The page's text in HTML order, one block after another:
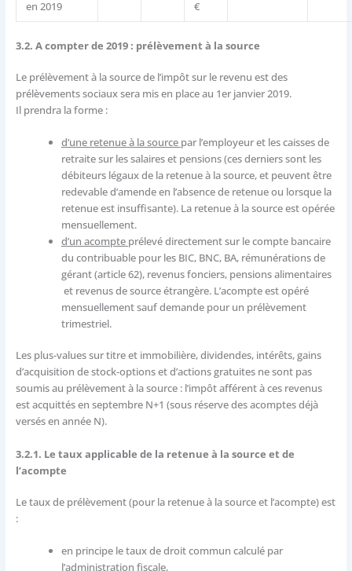
en 2019
€
3.2. A compter de 2019 : prélèvement à la source
Le prélèvement à la source de l’impôt sur le revenu est des
prélèvements sociaux sera mis en place au 1er janvier 2019.
Il prendra la forme :
d’une retenue à la source par l’employeur et les caisses de
retraite sur les salaires et pensions (ces derniers sont les
débiteurs légaux de la retenue à la source, et peuvent être
redevable d’amende en l’absence de retenue ou lorsque la
retenue est insuffisante). La retenue à la source est opérée
mensuellement.
d’un acompte prélevé directement sur le compte bancaire
du contribuable pour les BIC, BNC, BA, rémunérations de
gérant (article 62), revenus fonciers, pensions alimentaires
et revenus de source étrangère. L’acompte est opéré
mensuellement sauf demande pour un prélèvement
trimestriel.
Les plus-values sur titre et immobilière, dividendes, intérêts, gains
d’acquisition de stock-options et d’actions gratuites ne sont pas
soumis au prélèvement à la source : l’impôt afférent à ces revenus
est acquittés en septembre N+1 (sous réserve des acomptes déjà
versés en année N).
3.2.1. Le taux applicable de la retenue à la source et de
l’acompte
Le taux de prélèvement (pour la retenue à la source et l’acompte) est
:
en principe le taux de droit commun calculé par
l’administration fiscale,